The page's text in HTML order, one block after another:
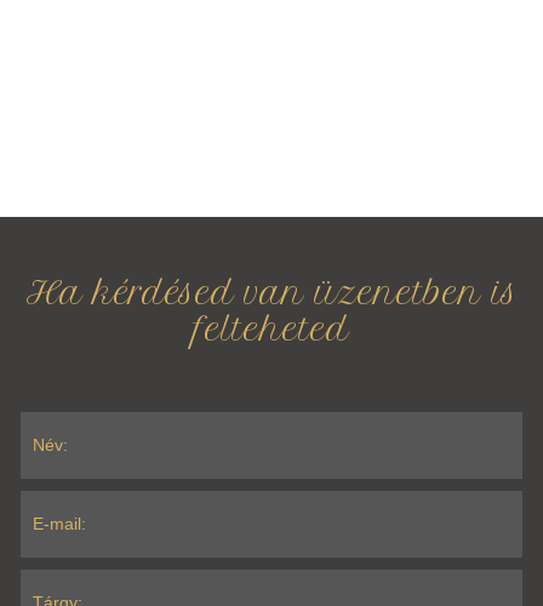
Ha kérdésed van üzenetben is
felteheted